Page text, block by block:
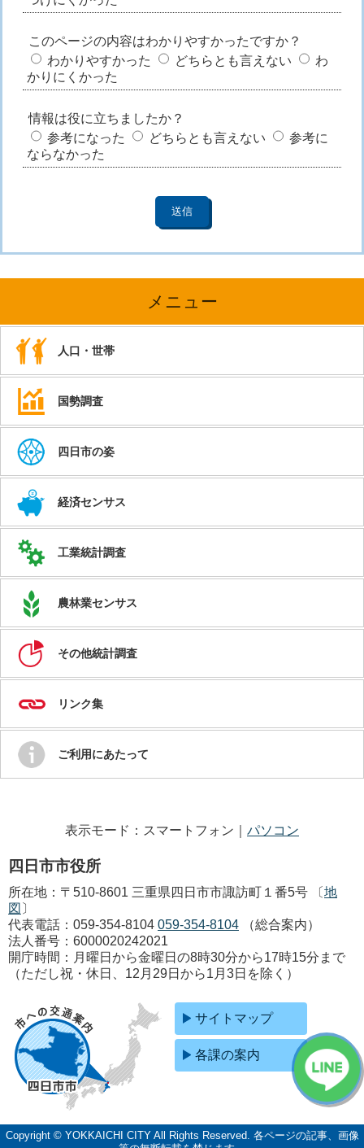
このページの内容はわかりやすかったですか？
わかりやすかった
どちらとも言えない
わ
かりにくかった
情報は役に立ちましたか？
参考になった
どちらとも言えない
参考に
ならなかった
メニュー
人口・世帯
国勢調査
四日市の姿
経済センサス
工業統計調査
農林業センサス
その他統計調査
リンク集
ご利用にあたって
表示モード：スマートフォン｜ パソコン
四日市市役所
所在地：〒510-8601 三重県四日市市諏訪町１番5号 〔 地
図 〕
代表電話： 059-354-8104 059-354-8104
（総合案内）
法人番号：6000020242021
開庁時間：月曜日から金曜日の8時30分から17時15分まで
（ただし祝・休日、12月29日から1月3日を除く）
サイトマップ
各課の案内
Copyright © YOKKAICHI CITY All Rights Reserved. 各ページの記事、画像